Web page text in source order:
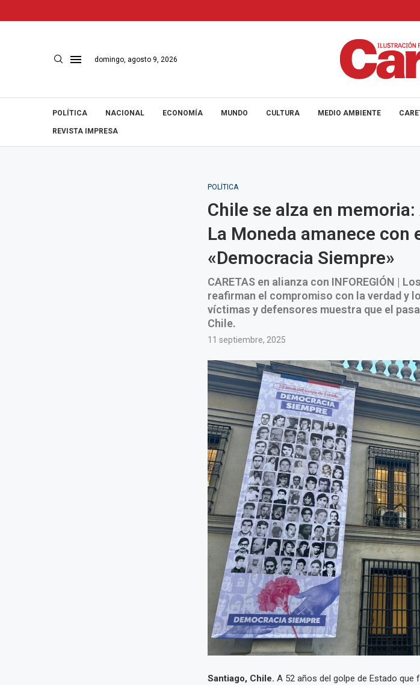
domingo, agosto 9, 2026
POLÍTICA NACIONAL ECONOMÍA MUNDO CULTURA MEDIO AMBIENTE
REVISTA IMPRESA
POLÍTICA
Chile se alza en
La Moneda amanece con
«Democracia Siempre»
CARETAS en alianza con INFOREGIÓN |
reafirman el compromiso con la verdad y
víctimas y defensores muestra que el
Chile.
11 septiembre, 2025
Santiago, Chile. A 52 años del golpe de Estado que